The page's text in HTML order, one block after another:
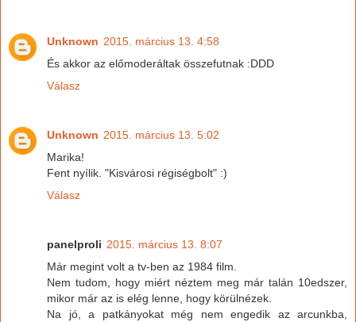
Unknown 2015. március 13. 4:58
És akkor az előmoderáltak összefutnak :DDD
Válasz
Unknown 2015. március 13. 5:02
Marika!
Fent nyílik. "Kisvárosi régiségbolt" :)
Válasz
panelproli 2015. március 13. 8:07
Már megint volt a tv-ben az 1984 film.
Nem tudom, hogy miért néztem meg már talán 10edszer,
mikor már az is elég lenne, hogy körülnézek.
Na jó, a patkányokat még nem engedik az arcunkba,